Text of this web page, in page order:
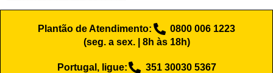
Plantão de Atendimento:
0800 006 1223
(seg. a sex. | 8h às 18h)
Portugal, ligue:
351 30030 5367